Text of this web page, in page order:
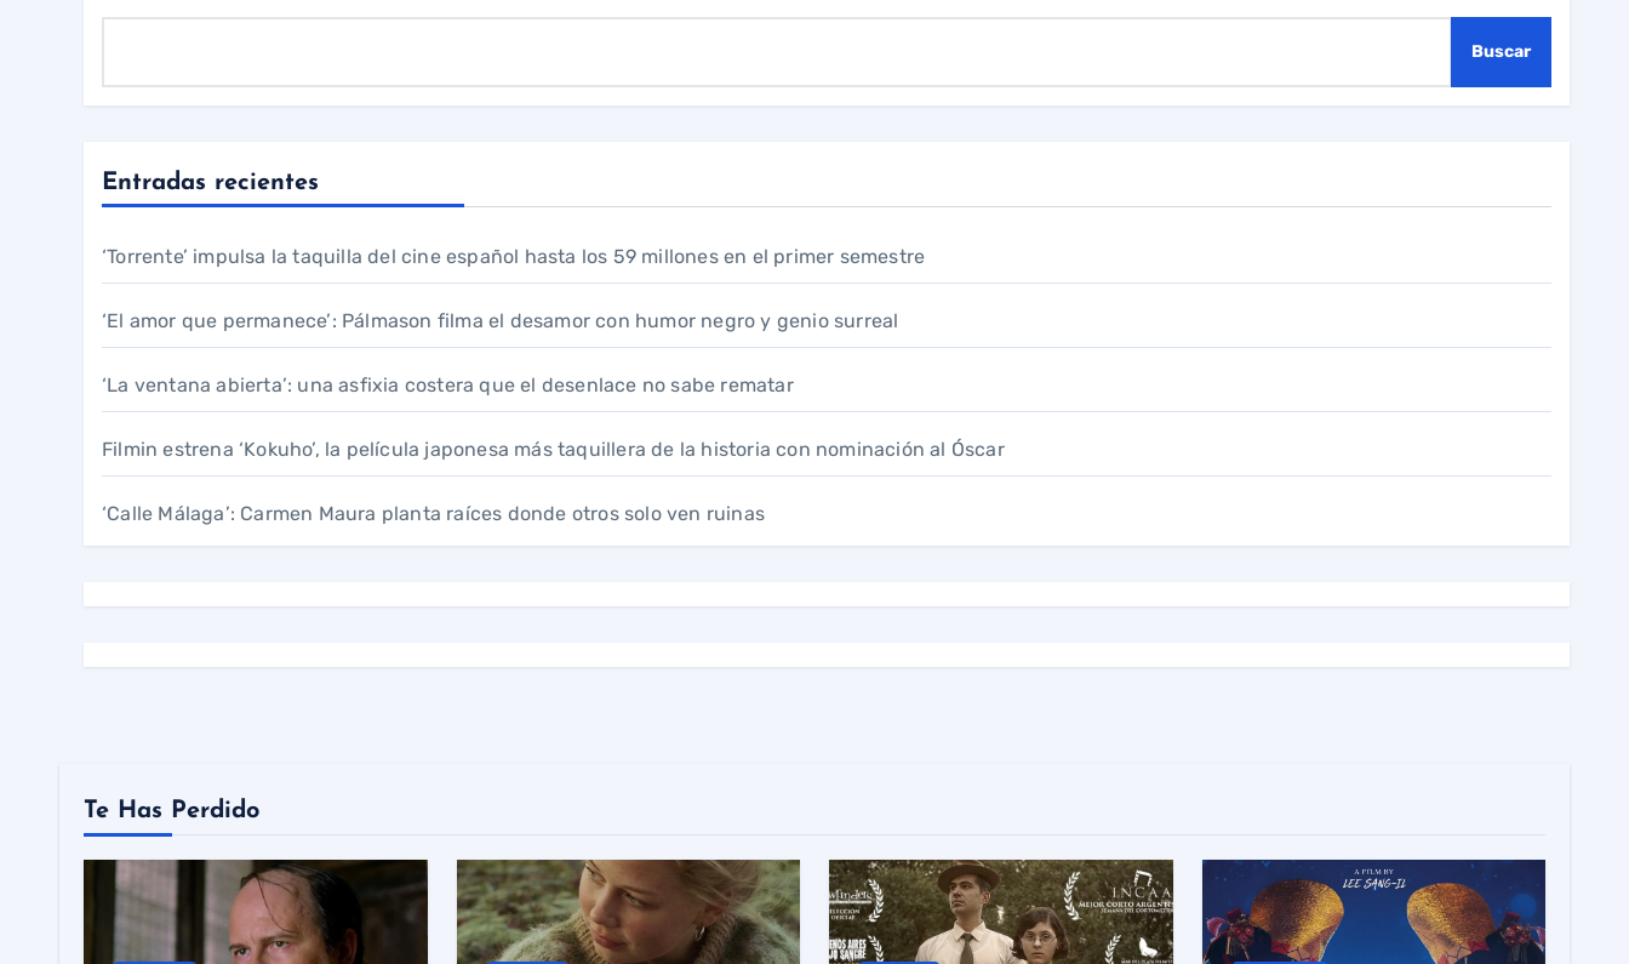
Buscar
Entradas recientes
‘Torrente’ impulsa la taquilla del cine español hasta los 59 millones en el primer semestre
‘El amor que permanece’: Pálmason filma el desamor con humor negro y genio surreal
‘La ventana abierta’: una asfixia costera que el desenlace no sabe rematar
Filmin estrena ‘Kokuho’, la película japonesa más taquillera de la historia con nominación al Óscar
‘Calle Málaga’: Carmen Maura planta raíces donde otros solo ven ruinas
Te Has Perdido